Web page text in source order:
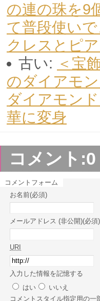
の連の珠を9
て普段使い
クレスとピ
古い: ＜宝
のダイアモ
ダイアモン
華に変身
コメント:0
コメントフォーム
お名前(必須)
メールアドレス (非公開)(必須)
URI
入力した情報を記憶する
はい
いいえ
コメント スタイル指定用の一